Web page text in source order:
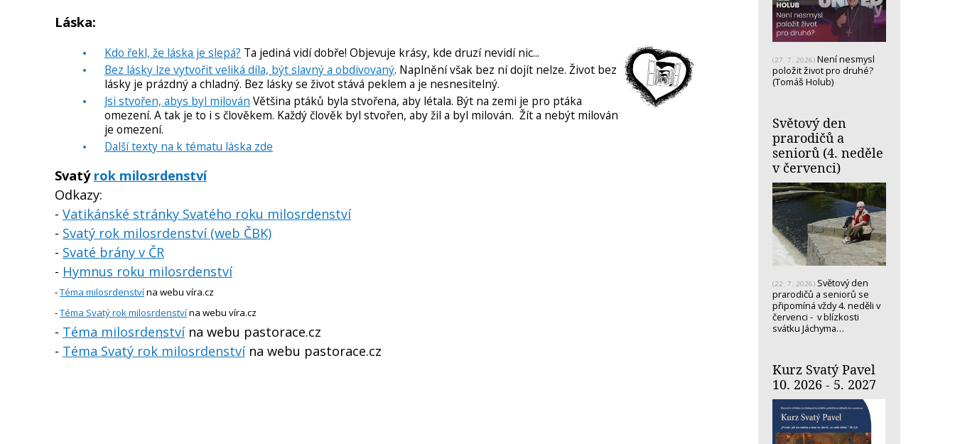
Láska:
Kdo řekl, že láska je slepá? Ta jediná vidí dobře! Objevuje krásy, kde druzí nevidí nic...
Bez lásky lze vytvořit veliká díla, být slavný a obdivovaný. Naplnění však bez ní dojít nelze. Život bez
lásky je prázdný a chladný. Bez lásky se život stává peklem a je nesnesitelný.
Jsi stvořen, abys byl milován Většina ptáků byla stvořena, aby létala. Být na zemi je pro ptáka
omezení. A tak je to i s člověkem. Každý člověk byl stvořen, aby žil a byl milován. Žít a nebýt milován
je omezení.
Další texty na k tématu láska zde
Svatý rok milosrdenství
Odkazy:
- Vatikánské stránky Svatého roku milosrdenství
- Svatý rok milosrdenství (web ČBK)
- Svaté brány v ČR
- Hymnus roku milosrdenství
-Téma milosrdenstvína webu víra.cz
-Téma Svatý rok milosrdenstvína webu víra.cz
- Téma milosrdenstvína webu pastorace.cz
- Téma Svatý rok milosrdenstvína webu pastorace.cz
(27. 7. 2026) Není nesmysl
položit život pro druhé?
(Tomáš Holub)
Světový den
prarodičů a
seniorů (4. neděle
v červenci)
(22. 7. 2026) Světový den
prarodičů a seniorů se
připomíná vždy 4. neděli v
červenci - v blízkosti
svátku Jáchyma…
Kurz Svatý Pavel
10. 2026 - 5. 2027